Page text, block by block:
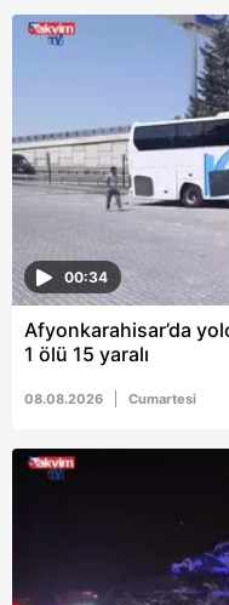
6698 sayılı Kişisel
hazırlanmış
ilgili mevzuata uygun
almak için lütfen
00:34
Afyonkarahisar’da
1 ölü 15 yaralı
08.08.2026 Cumartesi